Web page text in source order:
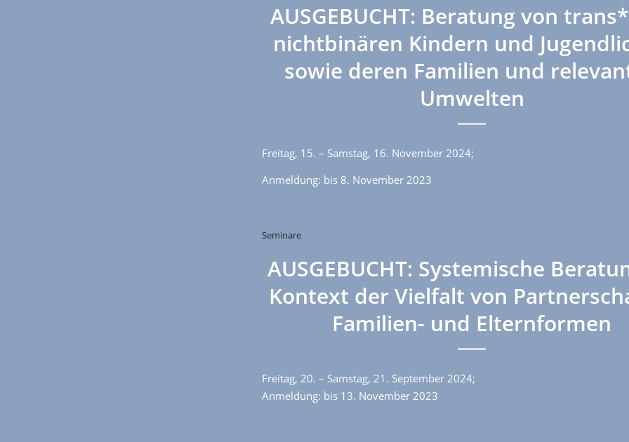
AUSGEBUCHT: Beratung von
nichtbinären Kindern und
sowie deren Familien und
Umwelten
Freitag, 15. – Samstag, 16. November 2024;
Anmeldung: bis 8. November 2023
Seminare
AUSGEBUCHT: Systemische
Kontext der Vielfalt von
Familien- und Elternformen
Freitag, 20. – Samstag, 21. September 2024;
Anmeldung: bis 13. November 2023